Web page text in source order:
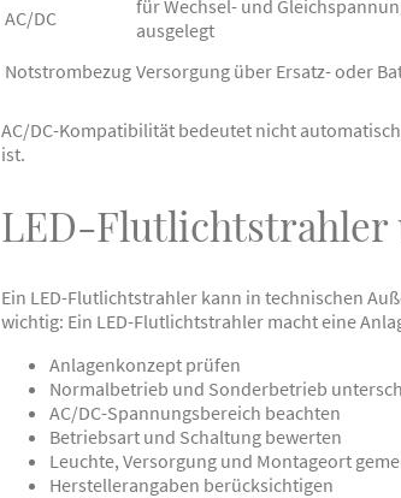
AC/DC
für Wechsel- und
ausgelegt
Notstrombezug Versorgung über Ersatz- oder
AC/DC-Kompatibilität bedeutet nicht
ist.
LED-Flutlichtstrahler
Ein LED-Flutlichtstrahler kann in technischen
wichtig: Ein LED-Flutlichtstrahler macht eine
Anlagenkonzept prüfen
Normalbetrieb und Sonderbetrieb
AC/DC-Spannungsbereich beachten
Betriebsart und Schaltung bewerten
Leuchte, Versorgung und Montageort
Herstellerangaben berücksichtigen